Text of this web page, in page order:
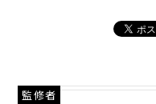
監修者